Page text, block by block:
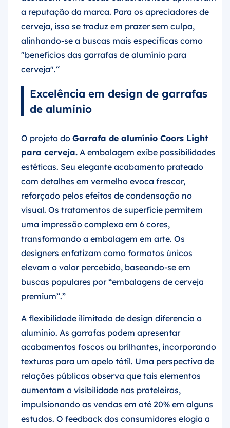
a reputação da marca. Para os apreciadores de
cerveja, isso se traduz em prazer sem culpa,
alinhando-se a buscas mais específicas como
"benefícios das garrafas de alumínio para
cerveja".“
Excelência em design de garrafas
de alumínio
O projeto do Garrafa de alumínio Coors Light
para cerveja. A embalagem exibe possibilidades
estéticas. Seu elegante acabamento prateado
com detalhes em vermelho evoca frescor,
reforçado pelos efeitos de condensação no
visual. Os tratamentos de superfície permitem
uma impressão complexa em 6 cores,
transformando a embalagem em arte. Os
designers enfatizam como formatos únicos
elevam o valor percebido, baseando-se em
buscas populares por “embalagens de cerveja
premium”.”
A flexibilidade ilimitada de design diferencia o
alumínio. As garrafas podem apresentar
acabamentos foscos ou brilhantes, incorporando
texturas para um apelo tátil. Uma perspectiva de
relações públicas observa que tais elementos
aumentam a visibilidade nas prateleiras,
impulsionando as vendas em até 20% em alguns
estudos. O feedback dos consumidores elogia a